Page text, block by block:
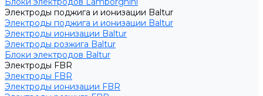
Электроды поджига и ионизации Baltur
Электроды поджига и ионизации Baltur
Электроды ионизации Baltur
Электроды розжига Baltur
Блоки электродов Baltur
Электроды FBR
Электроды FBR
Электроды ионизации FBR